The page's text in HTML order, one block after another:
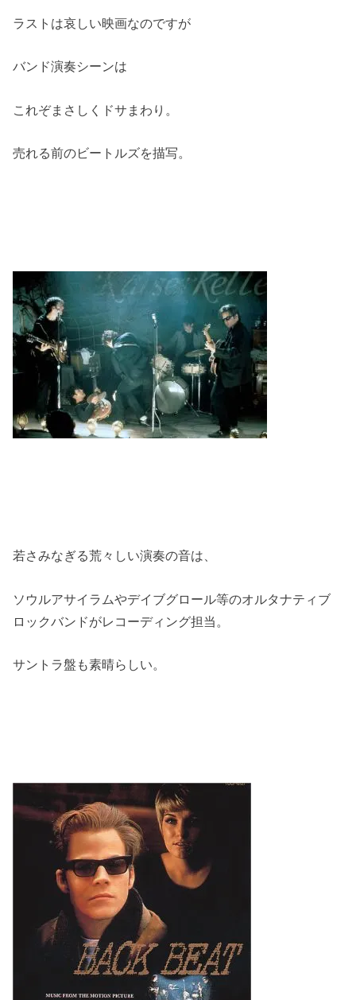
ラストは哀しい映画なのですが
バンド演奏シーンは
これぞまさしくドサまわり。
売れる前のビートルズを描写。
若さみなぎる荒々しい演奏の音は、
ソウルアサイラムやデイブグロール等のオルタナティブ
ロックバンドがレコーディング担当。
サントラ盤も素晴らしい。